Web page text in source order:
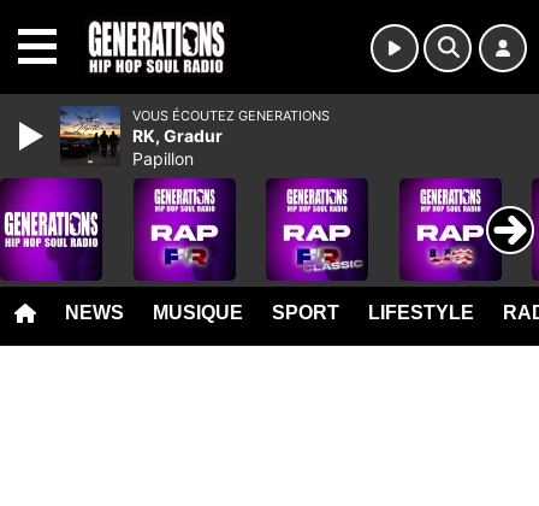
NEWS MUSIQUE SPORT LIFESTYLE
VOUS ÉCOUTEZ GENERATIONS
RK, Gradur
Papillon